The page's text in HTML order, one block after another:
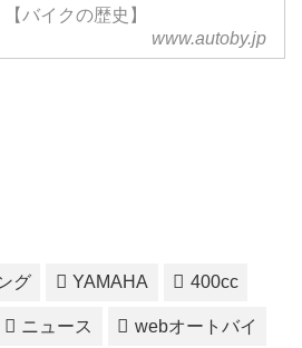
【バイクの歴史】
www.autoby.jp
グ YAMAHA 400cc
ニュース webオートバイ